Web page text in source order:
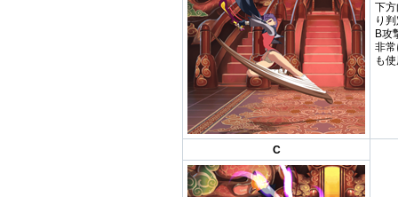
下
り
B攻
非
も
C